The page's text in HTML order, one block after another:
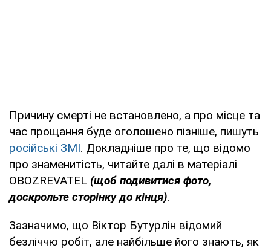
Причину смерті не встановлено, а про місце та
час прощання буде оголошено пізніше, пишуть
російські ЗМІ. Докладніше про те, що відомо
про знаменитість, читайте далі в матеріалі
OBOZREVATEL (щоб подивитися фото,
доскрольте сторінку до кінця).
Зазначимо, що Віктор Бутурлін відомий
безліччю робіт, але найбільше його знають, як